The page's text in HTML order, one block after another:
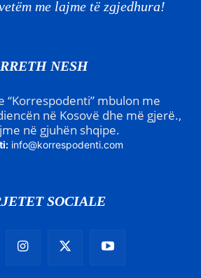
me lajme të zgjedhura!
RRETH NESH
“Korrespodenti” mbulon me
në Kosovë dhe më gjerë.,
në gjuhën shqipe.
info@korrespodenti.com
SOCIALE